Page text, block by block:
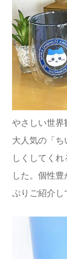
やさしい世
大人気の「
しくしてく
した。個性
ぷりご紹介し